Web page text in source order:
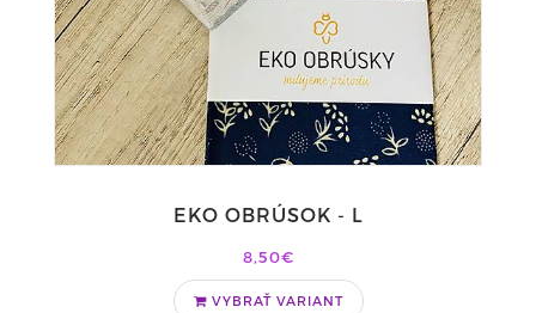
EKO OBRÚSOK - L
8,50€
VYBRAŤ VARIANT